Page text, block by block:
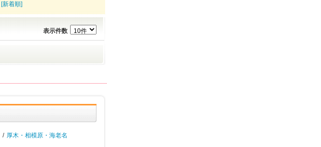
[新着順]
表示件数
/ 厚木・相模原・海老名